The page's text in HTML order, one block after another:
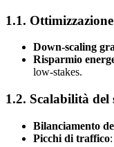
1.1.
Down‑scaling
Risparmio
low‑stakes.
1.2. Scalabilità del
Bilanciamento
Picchi di traffico